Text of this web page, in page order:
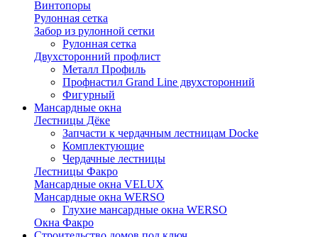
Винтопоры
Рулонная сетка
Забор из рулонной сетки
Рулонная сетка
Двухсторонний профлист
Металл Профиль
Профнастил Grand Line двухсторонний
Фигурный
Мансардные окна
Лестницы Дёке
Запчасти к чердачным лестницам Docke
Комплектующие
Чердачные лестницы
Лестницы Факро
Мансардные окна VELUX
Мансардные окна WERSO
Глухие мансардные окна WERSO
Окна Факро